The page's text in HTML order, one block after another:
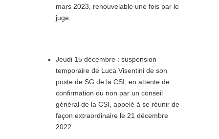
mars 2023, renouvelable une fois par le
juge.
Jeudi 15 décembre : suspension
temporaire de Luca Visentini de son
poste de SG de la CSI, en attente de
confirmation ou non par un conseil
général de la CSI, appelé à se réunir de
façon extraordinaire le 21 décembre
2022.